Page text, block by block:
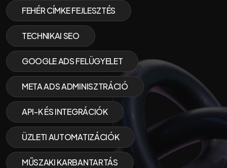
FEHÉR CÍMKE FEJLESZTÉS
TECHNIKAI SEO
GOOGLE ADS FELÜGYELET
META ADS ADMINISZTRÁCIÓ
API-K ÉS INTEGRÁCIÓK
ÜZLETI AUTOMATIZÁCIÓK
MŰSZAKI KARBANTARTÁS